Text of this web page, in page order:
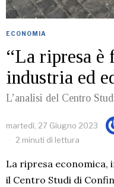
ECONOMIA
“La ripresa
industria ed
L’analisi del Centro
martedì, 27 Giugno 2023
2 minuti di lettura
La ripresa economica,
il Centro Studi di